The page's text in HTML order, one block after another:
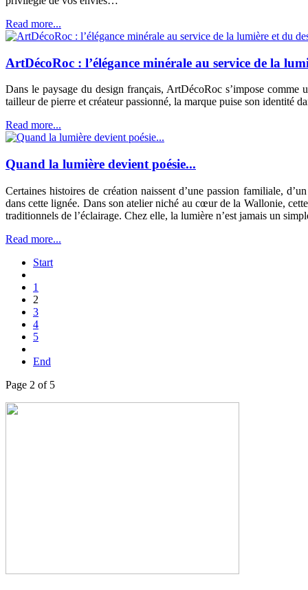
Read more...
ArtDécoRoc : l’élégance minérale au service de la
Dans le paysage du design français, ArtDécoRoc s’impose
tailleur de pierre et créateur passionné, la marque puise son identité
Read more...
Quand la lumière devient poésie...
Certaines histoires de création naissent d’une passion familiale,
dans cette lignée. Dans son atelier niché au cœur de la Wallonie,
traditionnels de l’éclairage. Chez elle, la lumière n’est jamais un
Read more...
Start
1
2
3
4
5
End
Page 2 of 5